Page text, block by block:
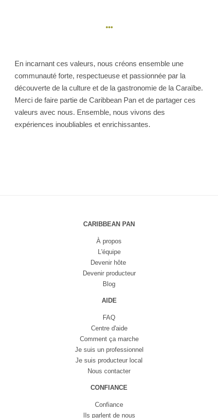
•••
En incarnant ces valeurs, nous créons ensemble une
communauté forte, respectueuse et passionnée par la
découverte de la culture et de la gastronomie de la Caraïbe.
Merci de faire partie de Caribbean Pan et de partager ces
valeurs avec nous. Ensemble, nous vivons des
expériences inoubliables et enrichissantes.
CARIBBEAN PAN
À propos
L'équipe
Devenir hôte
Devenir producteur
Blog
AIDE
FAQ
Centre d'aide
Comment ça marche
Je suis un professionnel
Je suis producteur local
Nous contacter
CONFIANCE
Confiance
Ils parlent de nous